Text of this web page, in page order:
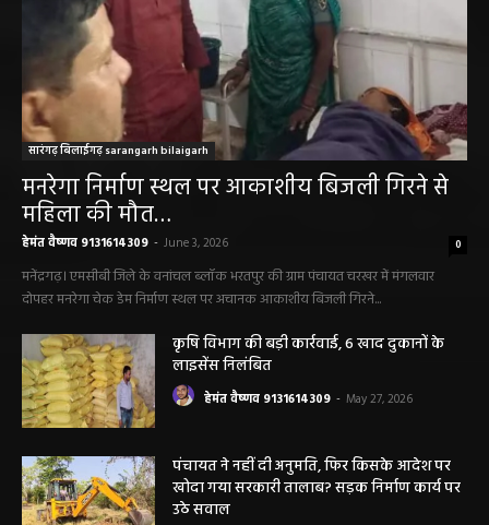
सारंगढ़ बिलाईगढ़ sarangarh bilaigarh
मनरेगा निर्माण स्थल पर आकाशीय बिजली गिरने से
महिला की मौत…
हेमंत वैष्णव 9131614309 - June 3, 2026 0
मनेंद्रगढ़। एमसीबी जिले के वनांचल ब्लॉक भरतपुर की ग्राम पंचायत चरखर में मंगलवार
दोपहर मनरेगा चेक डेम निर्माण स्थल पर अचानक आकाशीय बिजली गिरने...
कृषि विभाग की बड़ी कार्रवाई, 6 खाद दुकानों के
लाइसेंस निलंबित
हेमंत वैष्णव 9131614309 - May 27, 2026
पंचायत ने नहीं दी अनुमति, फिर किसके आदेश पर
खोदा गया सरकारी तालाब? सड़क निर्माण कार्य पर
उठे सवाल